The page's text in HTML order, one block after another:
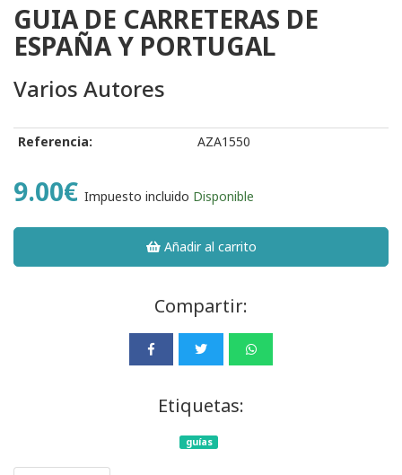
GUIA DE CARRETERAS DE
ESPAÑA Y PORTUGAL
Varios Autores
Referencia: AZA1550
9.00€ Impuesto incluido Disponible
Añadir al carrito
Compartir:
Etiquetas:
guías